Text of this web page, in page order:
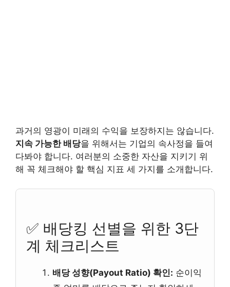
과거의 영광이 미래의 수익을 보장하지는 않습니다.
지속 가능한 배당을 위해서는 기업의 속사정을 들여
다봐야 합니다. 여러분의 소중한 자산을 지키기 위
해 꼭 체크해야 할 핵심 지표 세 가지를 소개합니다.
✅ 배당킹 선별을 위한 3단
계 체크리스트
배당 성향(Payout Ratio) 확인: 순이익